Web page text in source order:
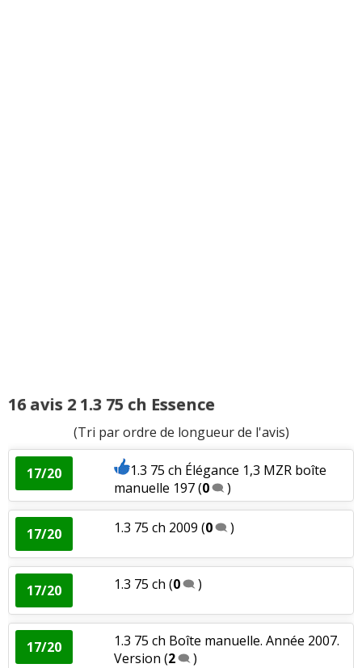
16 avis 2 1.3 75 ch Essence
(Tri par ordre de longueur de l'avis)
17/20
1.3 75 ch Élégance 1,3 MZR boîte
manuelle 197(0 )
17/20 1.3 75 ch 2009 (0 )
17/20 1.3 75 ch (0 )
17/20
1.3 75 ch Boîte manuelle. Année 2007.
Version (2 )